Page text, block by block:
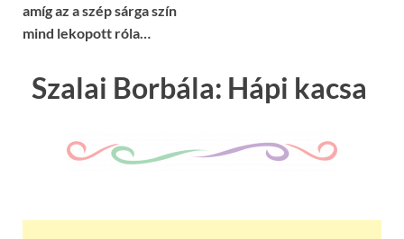
amíg az a szép sárga szín
mind lekopott róla…
Szalai Borbála: Hápi kacsa